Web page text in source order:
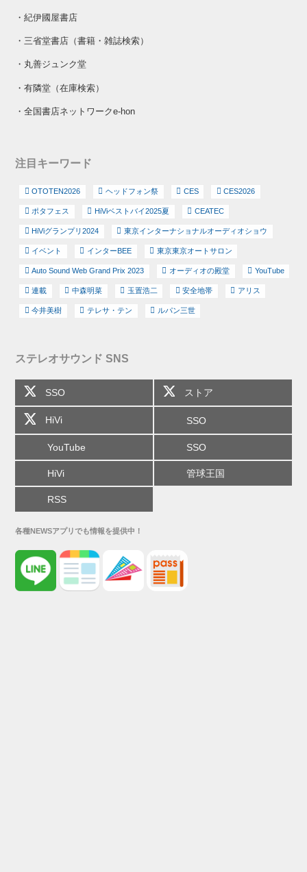
・紀伊國屋書店
・ 三省堂書店（書籍・雑誌検索）
・ 丸善ジュンク堂
・有隣堂（在庫検索）
・全国書店ネットワークe-hon
注目キーワード
OTOTEN2026 ヘッドフォン祭 CES CES2026
ポタフェス HiViベストバイ2025夏 CEATEC
HiViグランプリ2024 東京インターナショナルオーディオショウ
イベント インターBEE 東京東京オートサロン
Auto Sound Web Grand Prix 2023 オーディオの殿堂 YouTube
連載 中森明菜 玉置浩二 安全地帯 アリス
今井美樹 テレサ・テン ルパン三世
ステレオサウンド SNS
SSO ストア
HiVi SSO
YouTube SSO
HiVi 管球王国
RSS
各種NEWSアプリでも情報を提供中！